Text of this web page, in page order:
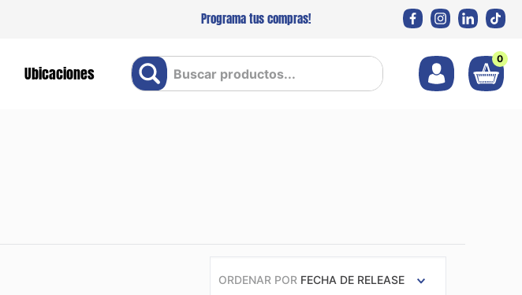
Programa tus compras!
Ubicaciones
Buscar productos... 0
ORDENAR POR FECHA DE RELEASE